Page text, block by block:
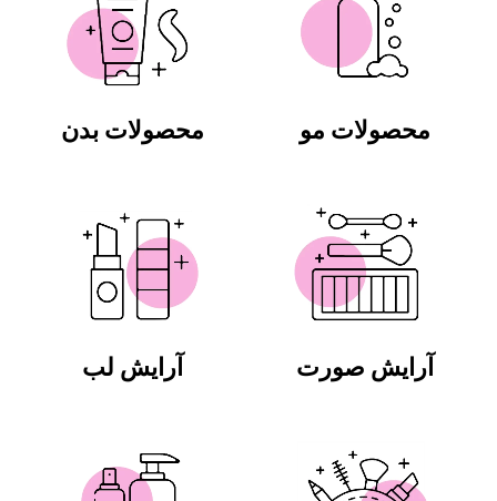
محصولات مو محصولات بدن
آرایش صورت آرایش لب